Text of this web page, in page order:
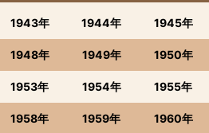
1943年 1944年 1945年
1948年 1949年 1950年
1953年 1954年 1955年
1958年 1959年 1960年